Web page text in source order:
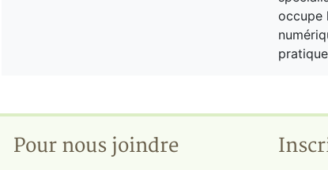
occupe
Pour nous joindre